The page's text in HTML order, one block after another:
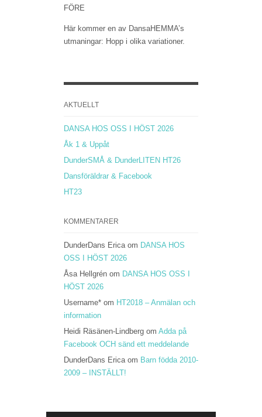
FÖRE
Här kommer en av DansaHEMMA’s
utmaningar: Hopp i olika variationer.
AKTUELLT
DANSA HOS OSS I HÖST 2026
Åk 1 & Uppåt
DunderSMÅ & DunderLITEN HT26
Dansföräldrar & Facebook
HT23
KOMMENTARER
DunderDans Ericaom DANSA HOS
OSS I HÖST 2026
Åsa Hellgrén om DANSA HOS OSS I
HÖST 2026
Username* om HT2018 – Anmälan och
information
Heidi Räsänen-Lindberg om Adda på
Facebook OCH sänd ett meddelande
DunderDans Ericaom Barn födda 2010-
2009 – INSTÄLLT!